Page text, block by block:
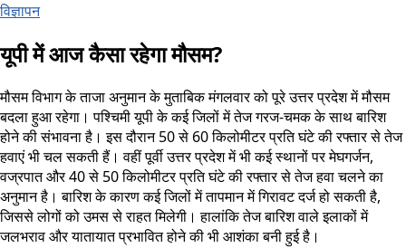
विज्ञापन
यूपी में आज कैसा रहेगा मौसम?
मौसम विभाग के ताजा अनुमान के मुताबिक मंगलवार को पूरे उत्तर प्रदेश में मौसम
बदला हुआ रहेगा। पश्चिमी यूपी के कई जिलों में तेज गरज-चमक के साथ बारिश
होने की संभावना है। इस दौरान 50 से 60 किलोमीटर प्रति घंटे की रफ्तार से तेज
हवाएं भी चल सकती हैं। वहीं पूर्वी उत्तर प्रदेश में भी कई स्थानों पर मेघगर्जन,
वज्रपात और 40 से 50 किलोमीटर प्रति घंटे की रफ्तार से तेज हवा चलने का
अनुमान है। बारिश के कारण कई जिलों में तापमान में गिरावट दर्ज हो सकती है,
जिससे लोगों को उमस से राहत मिलेगी। हालांकि तेज बारिश वाले इलाकों में
जलभराव और यातायात प्रभावित होने की भी आशंका बनी हुई है।